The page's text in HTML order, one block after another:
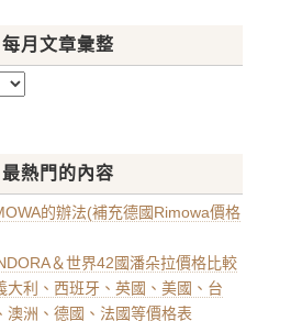
每月文章彙整
最熱門的內容
的辦法(補充德國Rimowa價格
＆世界42國潘朵拉價格比較
大利、西班牙、英國、美國、台
澳洲、德國、法國等價格表